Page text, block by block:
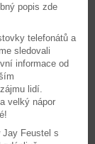
popis zde
telefonátů a
sledovali
informace od
lidí.
velký nápor
Jay Feustel s